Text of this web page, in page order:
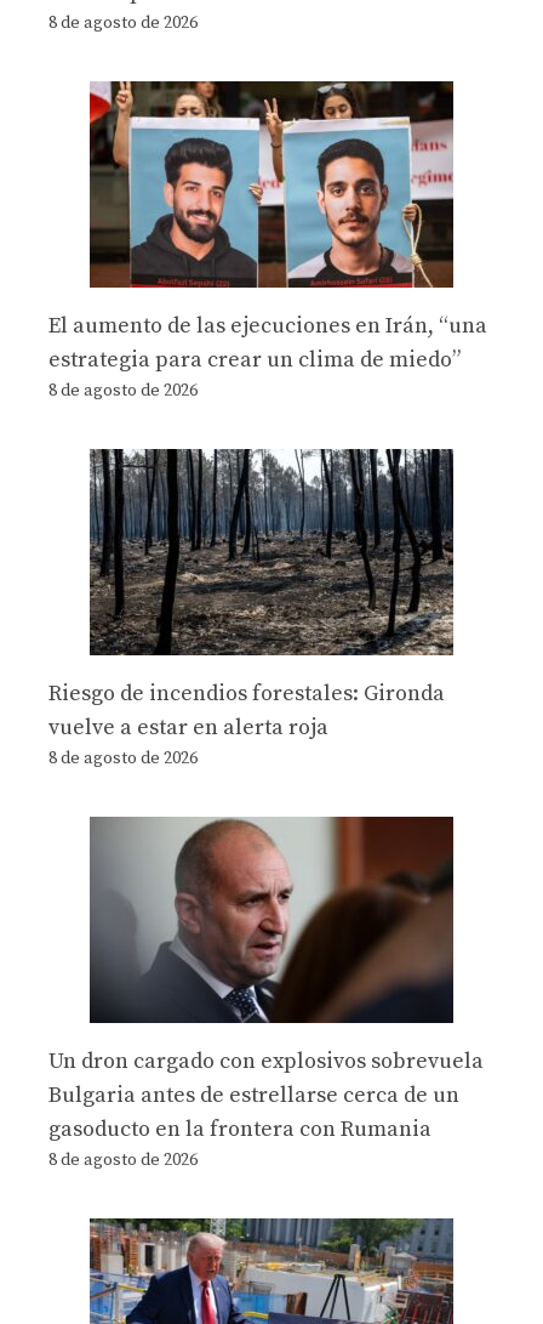
8 de agosto de 2026
El aumento de las ejecuciones en Irán, “una
estrategia para crear un clima de miedo”
8 de agosto de 2026
Riesgo de incendios forestales: Gironda
vuelve a estar en alerta roja
8 de agosto de 2026
Un dron cargado con explosivos sobrevuela
Bulgaria antes de estrellarse cerca de un
gasoducto en la frontera con Rumania
8 de agosto de 2026